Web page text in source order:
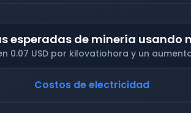
esperadas de minería usando
0.07 USD por kilovatiohora y un
Costos de electricidad